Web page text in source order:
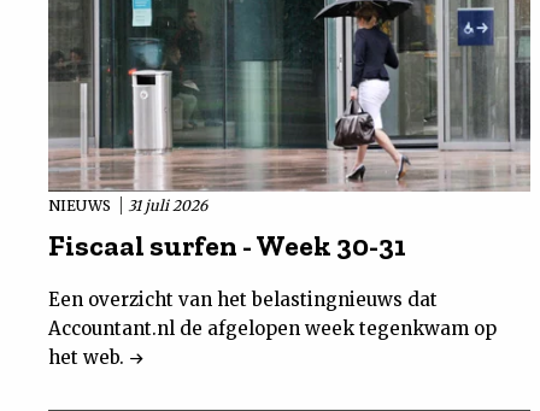
NIEUWS 31 juli 2026
Fiscaal surfen - Week 30-31
Een overzicht van het belastingnieuws dat
Accountant.nl de afgelopen week tegenkwam op
het web.